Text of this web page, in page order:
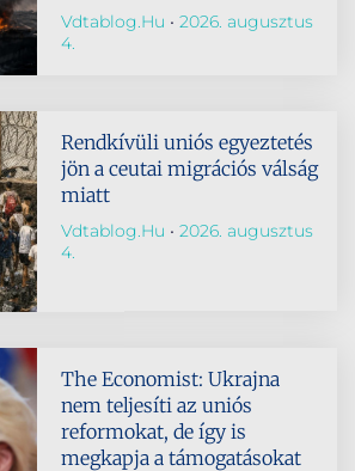
Vdtablog.hu
2026. augusztus
4.
Rendkívüli uniós egyeztetés
jön a ceutai migrációs válság
miatt
Vdtablog.hu
2026. augusztus
4.
The Economist: Ukrajna
nem teljesíti az uniós
reformokat, de így is
megkapja a támogatásokat